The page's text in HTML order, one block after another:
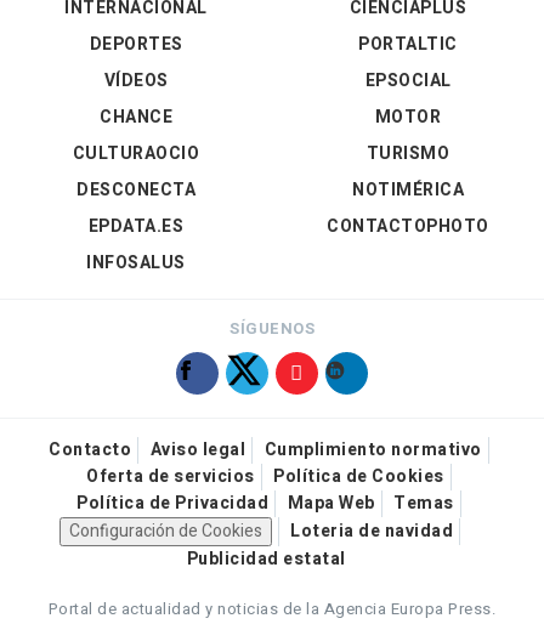
INTERNACIONAL
DEPORTES
VÍDEOS
CIENCIAPLUS
PORTALTIC
EPSOCIAL
CHANCE
CULTURAOCIO
DESCONECTA
EPDATA.ES
INFOSALUS
MOTOR
TURISMO
NOTIMÉRICA
CONTACTOPHOTO
SÍGUENOS
Contacto Aviso legal
Cumplimiento normativo
Oferta de servicios
Política de Cookies
Política de Privacidad
Mapa Web
Temas
Configuración de Cookies
Loteria de navidad
Publicidad estatal
Portal de actualidad y noticias de la Agencia Europa Press.